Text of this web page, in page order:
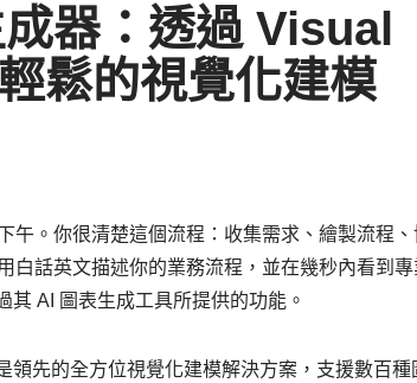
器：透過 Visual
鬆的視覺化建模
午。你很清楚這個流程：收集需求、繪製流程
白話英文描述你的業務流程，並在幾秒內看到
其 AI 圖表生成工具所提供的功能。
領先的全方位視覺化建模解決方案，支援數百